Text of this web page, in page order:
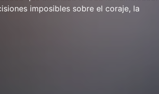
imposibles sobre el coraje, la